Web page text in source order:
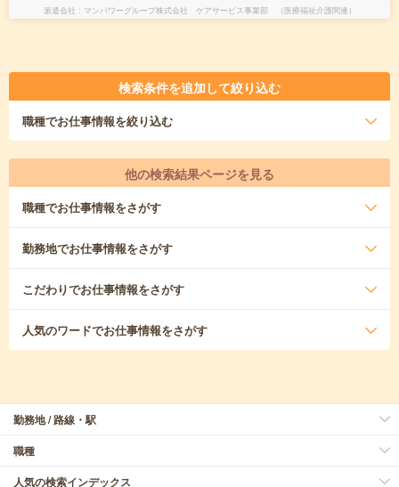
派遣会社 マンパワーグループ株式会社 ケアサービス事業部 （医療福祉介護関連）
検索条件を追加して絞り込む
職種でお仕事情報を絞り込む
他の検索結果ページを見る
職種でお仕事情報をさがす
勤務地でお仕事情報をさがす
こだわりでお仕事情報をさがす
人気のワードでお仕事情報をさがす
勤務地 / 路線・駅
職種
人気の検索インデックス